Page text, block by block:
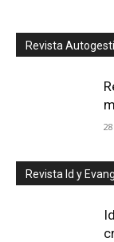
Revista
Revista Id y